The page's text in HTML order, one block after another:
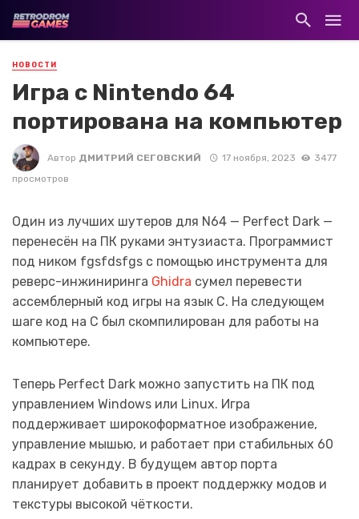
НОВОСТИ
Игра с Nintendo 64
портирована на компьютер
Автор ДМИТРИЙ СЕГОВСКИЙ 17 ноября, 2023
3477
просмотров
Один из лучших шутеров для N64 — Perfect Dark —
перенесён на ПК руками энтузиаста. Программист
под ником fgsfdsfgs с помощью инструмента для
реверс-инжиниринга Ghidra сумел перевести
ассемблерный код игры на язык С. На следующем
шаге код на С был скомпилирован для работы на
компьютере.
Теперь Perfect Dark можно запустить на ПК под
управлением Windows или Linux. Игра
поддерживает широкоформатное изображение,
управление мышью, и работает при стабильных 60
кадрах в секунду. В будущем автор порта
планирует добавить в проект поддержку модов и
текстуры высокой чёткости.